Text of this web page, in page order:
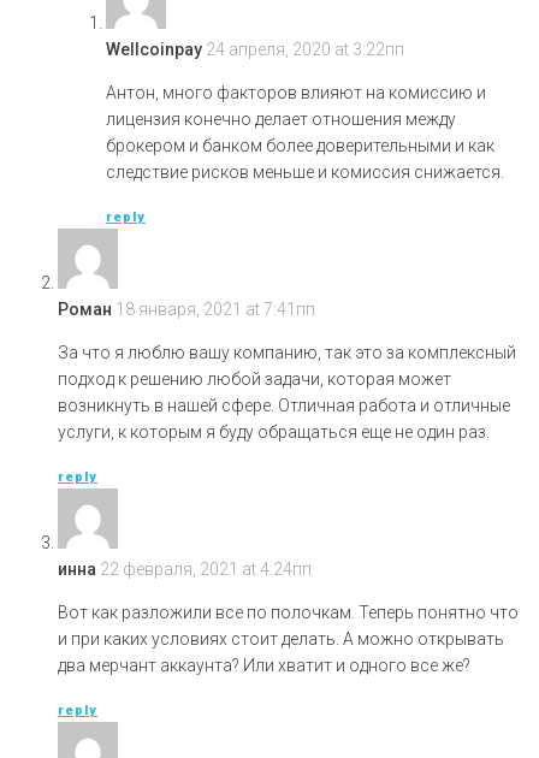
Wellcoinpay 24 апреля, 2020 at 3:22пп
Антон, много факторов влияют на комиссию и
лицензия конечно делает отношения между
брокером и банком более доверительными и как
следствие рисков меньше и комиссия снижается.
reply
Роман 18 января, 2021 at 7:41пп
За что я люблю вашу компанию, так это за комплексный
подход к решению любой задачи, которая может
возникнуть в нашей сфере. Отличная работа и отличные
услуги, к которым я буду обращаться еще не один раз.
reply
инна 22 февраля, 2021 at 4:24пп
Вот как разложили все по полочкам. Теперь понятно что
и при каких условиях стоит делать. А можно открывать
два мерчант аккаунта? Или хватит и одного все же?
reply